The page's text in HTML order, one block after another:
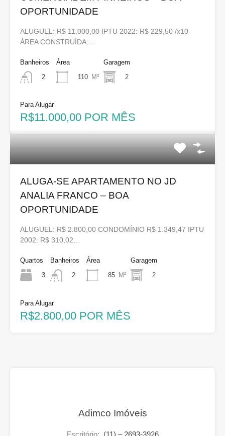
OPORTUNIDADE
ALUGUEL: R$ 11.000,00 IPTU 2022: R$ 229,50 /x10
ÁREA CONSTRUÍDA:…
Banheiros
2
Área
110 M²
Garagem
2
Para Alugar
R$11.000,00 POR MÊS
ALUGA-SE APARTAMENTO NO JD
ANALIA FRANCO – BOA
OPORTUNIDADE
ALUGUEL: R$ 2.800,00 CONDOMÍNIO R$ 1.349,47 IPTU
2002: R$ 310,02…
Quartos
3
Banheiros
2
Área
85 M²
Garagem
2
Para Alugar
R$2.800,00 POR MÊS
Adimco Imóveis
Escritório: (11) – 2693-3926